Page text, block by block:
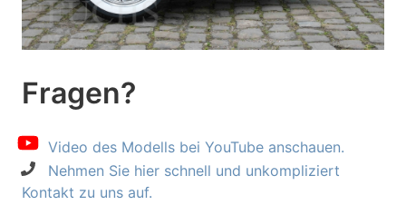
Fragen?
Video des Modells bei YouTube anschauen.
Nehmen Sie hier schnell und unkompliziert
Kontakt zu uns auf.